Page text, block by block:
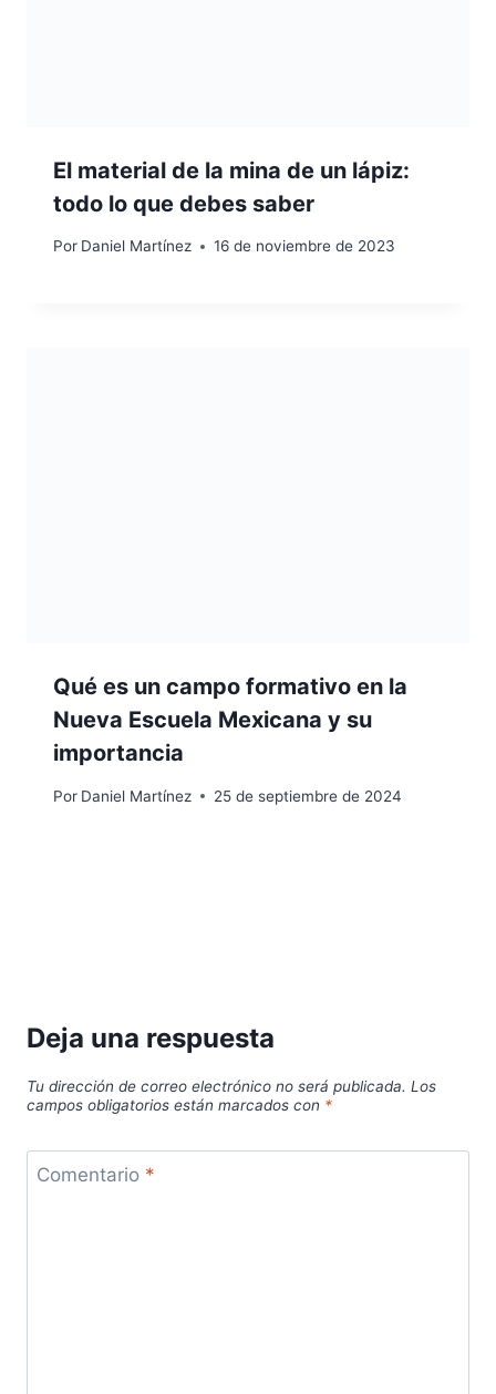
El material de la mina de un lápiz:
todo lo que debes saber
Por Daniel Martínez 16 de noviembre de 2023
Qué es un campo formativo en la
Nueva Escuela Mexicana y su
importancia
Por Daniel Martínez 25 de septiembre de 2024
Deja una respuesta
Tu dirección de correo electrónico no será publicada. Los
campos obligatorios están marcados con *
Comentario *